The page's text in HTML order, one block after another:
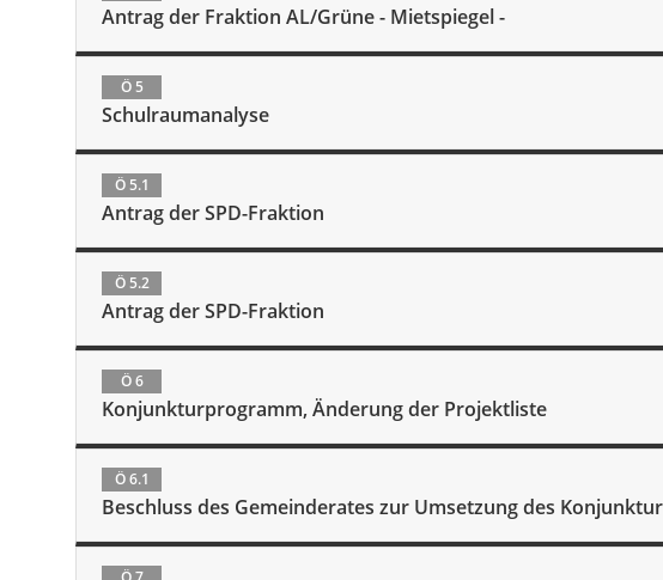
Antrag der Fraktion AL/Grüne - Mietspiegel -
Ö 5
Schulraumanalyse
Ö 5.1
Antrag der SPD-Fraktion
Ö 5.2
Antrag der SPD-Fraktion
Ö 6
Konjunkturprogramm, Änderung der Projektliste
Ö 6.1
Beschluss des Gemeinderates zur Umsetzung des